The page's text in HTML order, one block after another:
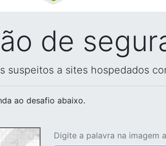
de
suspeitos a sites hospedados
ao desafio abaixo.
Digite a palavra na imagem